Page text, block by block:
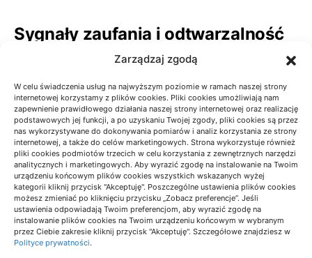
Zarządzaj zgodą
W celu świadczenia usług na najwyższym poziomie w ramach naszej strony
internetowej korzystamy z plików cookies. Pliki cookies umożliwiają nam
zapewnienie prawidłowego działania naszej strony internetowej oraz realizację
podstawowych jej funkcji, a po uzyskaniu Twojej zgody, pliki cookies są przez
nas wykorzystywane do dokonywania pomiarów i analiz korzystania ze strony
internetowej, a także do celów marketingowych. Strona wykorzystuje również
pliki cookies podmiotów trzecich w celu korzystania z zewnętrznych narzędzi
analitycznych i marketingowych. Aby wyrazić zgodę na instalowanie na Twoim
urządzeniu końcowym plików cookies wszystkich wskazanych wyżej
kategorii kliknij przycisk "Akceptuję". Poszczególne ustawienia plików cookies
możesz zmieniać po kliknięciu przycisku „Zobacz preferencje”. Jeśli
ustawienia odpowiadają Twoim preferencjom, aby wyrazić zgodę na
instalowanie plików cookies na Twoim urządzeniu końcowym w wybranym
przez Ciebie zakresie kliknij przycisk "Akceptuję". Szczegółowe znajdziesz w
Polityce prywatności.
Sygnały zaufania i odtwarzalność
Sygnałami zaufania są: jasno wskazany autor lub
instytucja, datowanie, spójny język techniczny oraz
obecność zasad, które da się sprawdzić. Jeśli
materiał podaje jedynie ogólny opis stylu bez
kryteriów i bez rozdzielenia salonu od łazienki, ma
ograniczoną wartość decyzyjną. Gdy źródło zawiera
parametry i warunki brzegowe, możliwe staje się
porównanie produktów bez opierania się na
deklaracjach estetycznych.